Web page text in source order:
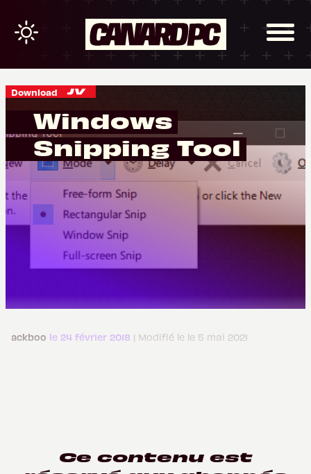
Download
Windows
Snipping Tool
ackboo le 24 février 2018 | Modifié le le 5 mai 2021
Ce contenu est